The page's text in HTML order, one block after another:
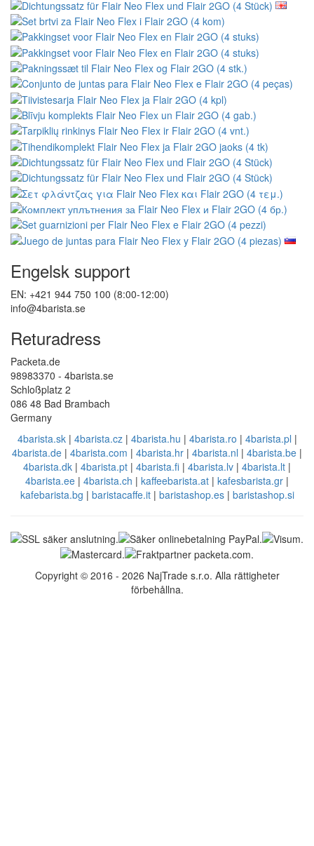
Engelsk support
EN: +421 944 750 100 (8:00-12:00)
info@4barista.se
Returadress
Packeta.de
98983370 - 4barista.se
Schloßplatz 2
086 48 Bad Brambach
Germany
4barista.sk| 4barista.cz| 4barista.hu | 4barista.ro | 4barista.pl |
4barista.de | 4barista.com | 4barista.hr | 4barista.nl | 4barista.be |
4barista.dk | 4barista.pt | 4barista.fi | 4barista.lv | 4barista.lt |
4barista.ee | 4barista.ch | kaffeebarista.at | kafesbarista.gr |
kafebarista.bg | baristacaffe.it| baristashop.es| baristashop.si
Copyright © 2016 - 2026 NajTrade s.r.o. Alla rättigheter
förbehållna.